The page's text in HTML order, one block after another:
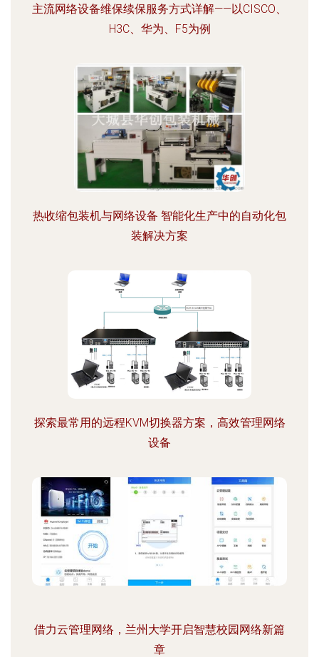
主流网络设备维保续保服务方式详解——以CISCO、
H3C、华为、F5为例
热收缩包装机与网络设备 智能化生产中的自动化包
装解决方案
探索最常用的远程KVM切换器方案，高效管理网络
设备
借力云管理网络，兰州大学开启智慧校园网络新篇
章